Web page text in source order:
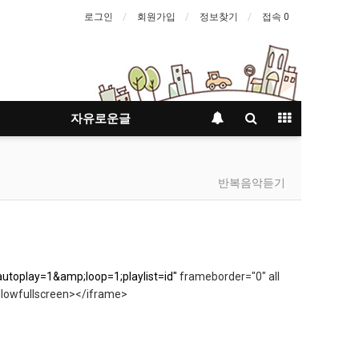
로그인 회원가입 정보찾기 접속 0
자유로운글
반복음악듣기
frameborder="0" all
iframe>